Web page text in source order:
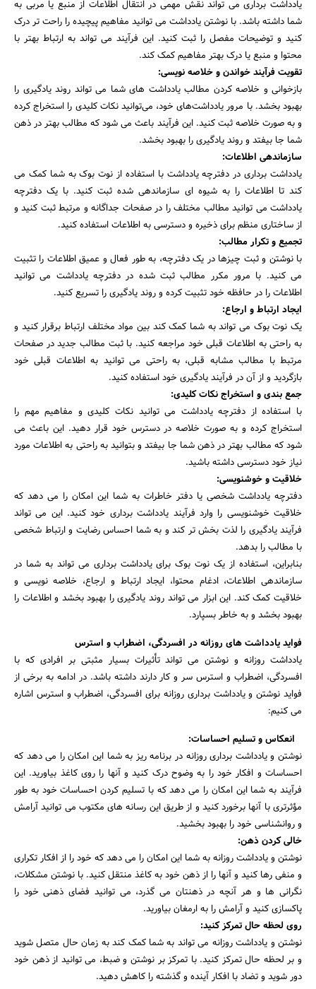
یادداشت برداری می تواند نقش مهمی در انتقال اطلاعات از منبع یا مربی به
شما داشته باشد. با نوشتن یادداشت می توانید مفاهیم پیچیده را راحت تر درک
کنید و توضیحات مفصل را ثبت کنید. این فرآیند می تواند به ارتباط بهتر با
محتوا و منبع یا درک بهتر مفاهیم کمک کند.
تقویت فرآیند خواندن و خلاصه نویسی:
بازخوانی و خلاصه کردن مطالب یادداشت های شما می تواند روند یادگیری را
بهبود بخشد. با مرور یادداشت‌های خود، می‌توانید نکات کلیدی را استخراج کرده
و به صورت خلاصه ثبت کنید. این فرآیند باعث می شود که مطالب بهتر در ذهن
شما جا بیفتد و روند یادگیری را بهبود بخشد.
سازماندهی اطلاعات:
یادداشت برداری در دفترچه یادداشت با استفاده از نوت بوک به شما کمک می
کند تا اطلاعات را به شیوه ای سازماندهی شده ثبت کنید. با یک دفترچه
یادداشت می توانید مطالب مختلف را در صفحات جداگانه و مرتبط ثبت کنید و
از ساختاری منظم برای ذخیره و دسترسی به اطلاعات استفاده کنید.
تجمیع و تکرار مطالب:
با نوشتن و ثبت چیزها در یک دفترچه، به طور فعال و عمیق اطلاعات را تثبیت
می کنید. با مرور مکرر مطالب ثبت شده در دفترچه یادداشت می توانید
اطلاعات را در حافظه خود تثبیت کرده و روند یادگیری را تسریع کنید.
ایجاد ارتباط و ارجاع:
یک نوت بوک می تواند به شما کمک کند بین مواد مختلف ارتباط برقرار کنید و
به راحتی به اطلاعات قبلی خود مراجعه کنید. با ثبت مطالب جدید در صفحات
مرتبط با مطالب مشابه قبلی، به راحتی می توانید به اطلاعات قبلی خود
بازگردید و از آن در فرآیند یادگیری خود استفاده کنید.
جمع بندی و استخراج نکات کلیدی:
با استفاده از دفترچه یادداشت می توانید نکات کلیدی و مفاهیم مهم را
استخراج کرده و به صورت خلاصه در دسترس خود قرار دهید. این باعث می
شود که مطالب بهتر در ذهن شما جا بیفتد و بتوانید به راحتی به اطلاعات مورد
نیاز خود دسترسی داشته باشید.
خلاقیت و خوشنویسی:
دفترچه یادداشت شخصی یا دفتر خاطرات به شما این امکان را می دهد که
خلاقیت خوشنویسی را وارد فرآیند یادداشت برداری خود کنید. این می تواند
فرآیند یادگیری را لذت بخش تر کند و به شما احساس رضایت و ارتباط شخصی
با مطالب را بدهد.
بنابراین، استفاده از یک نوت بوک برای یادداشت برداری می تواند به شما در
سازماندهی اطلاعات، ادغام محتوا، ایجاد ارتباط و ارجاع، خلاصه نویسی و
خلاقیت کمک کند. این ابزار می تواند روند یادگیری را بهبود بخشد و اطلاعات را
بهبود بخشد و به خاطر بسپارد.
فواید یادداشت های روزانه در افسردگی، اضطراب و استرس
یادداشت روزانه و نوشتن می تواند تأثیرات بسیار مثبتی بر افرادی که با
افسردگی، اضطراب و استرس سر و کار دارند داشته باشد. در ادامه به برخی از
فواید نوشتن و یادداشت برداری روزانه برای افسردگی، اضطراب و استرس اشاره
می کنیم:
انعکاس و تسلیم احساسات:
نوشتن و یادداشت برداری روزانه در برنامه ریز به شما این امکان را می دهد که
احساسات و افکار خود را به وضوح درک کنید و آنها را روی کاغذ بیاورید. این
فرآیند به شما این امکان را می دهد که با تسلیم کردن احساسات خود به طور
مؤثرتری با آنها برخورد کنید و از طریق این رسانه های مکتوب می توانید آرامش
و روانشناسی خود را بهبود بخشید.
خالی کردن ذهن:
نوشتن و یادداشت روزانه به شما این امکان را می دهد که خود را از افکار تکراری
و منفی رها کنید و آنها را از ذهن خود به کاغذ منتقل کنید. با نوشتن مشکلات،
نگرانی ها و هر آنچه در ذهنتان می گذرد، می توانید فضای ذهنی خود را
پاکسازی کنید و آرامش را به ارمغان بیاورید.
روی لحظه حال تمرکز کنید:
نوشتن و یادداشت روزانه می تواند به شما کمک کند به زمان حال متصل شوید
و بر لحظه حال تمرکز کنید. با تمرکز بر نوشتن و ضبط، می توانید از ذهن خود
دور شوید و تضاد با افکار آینده و گذشته را کاهش دهید.